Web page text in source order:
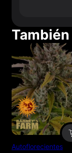
También
Autoflorecientes